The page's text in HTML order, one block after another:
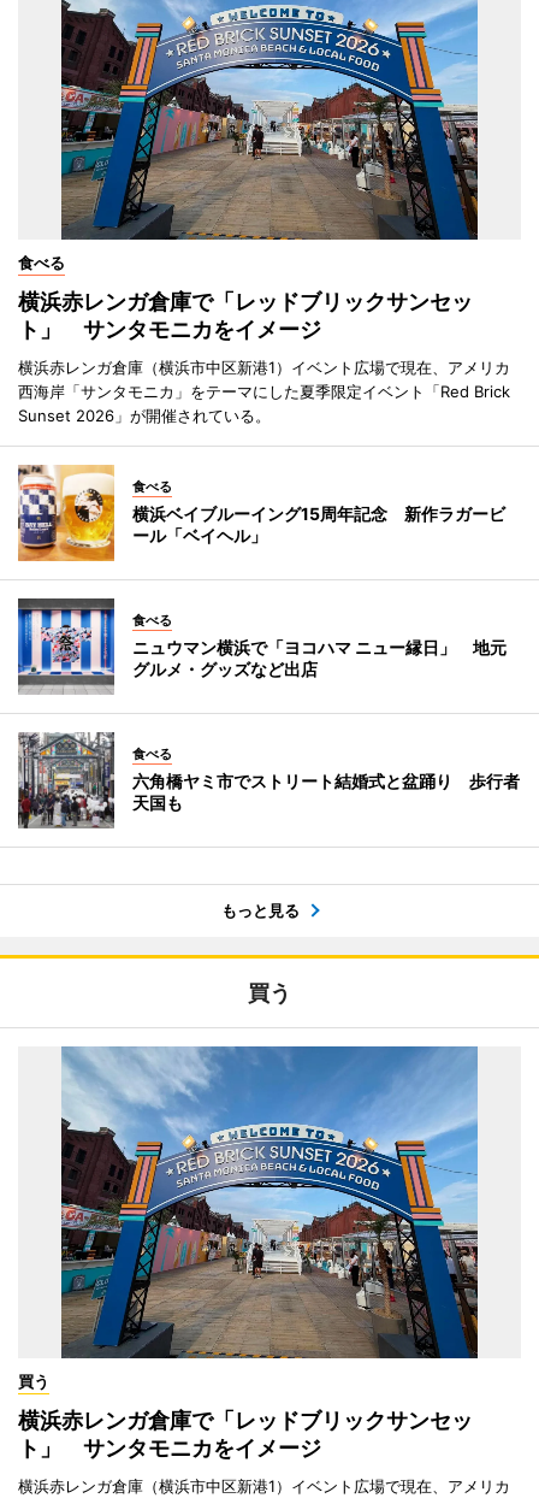
食べる
横浜赤レンガ倉庫で「レッドブリックサンセッ
ト」 サンタモニカをイメージ
横浜赤レンガ倉庫（横浜市中区新港1）イベント広場で現在、アメリカ
西海岸「サンタモニカ」をテーマにした夏季限定イベント「Red Brick
Sunset 2026」が開催されている。
食べる
横浜ベイブルーイング15周年記念 新作ラガービ
ール「ベイヘル」
食べる
ニュウマン横浜で「ヨコハマ ニュー縁日」 地元
グルメ・グッズなど出店
食べる
六角橋ヤミ市でストリート結婚式と盆踊り 歩行者
天国も
もっと見る
買う
買う
横浜赤レンガ倉庫で「レッドブリックサンセッ
ト」 サンタモニカをイメージ
横浜赤レンガ倉庫（横浜市中区新港1）イベント広場で現在、アメリカ